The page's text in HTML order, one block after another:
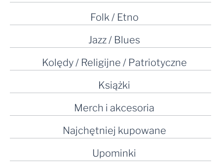
Folk / Etno
Jazz / Blues
Kolędy / Religijne / Patriotyczne
Książki
Merch i akcesoria
Najchętniej kupowane
Upominki